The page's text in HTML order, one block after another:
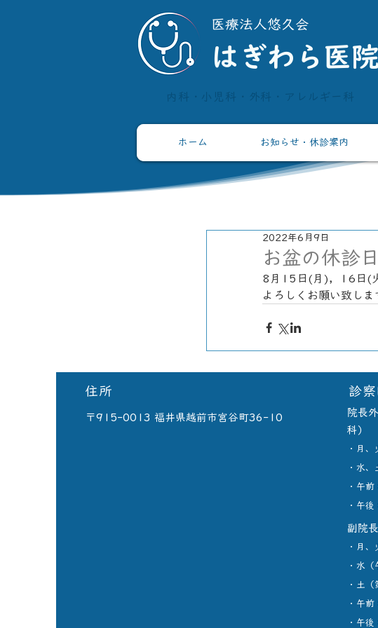
​はぎわら医院
​医療法人悠久会
内科・小児科・外科・アレルギー科
ホーム お知らせ・休診案内
お盆の休診
2022年6月9日
8月15日(月)，16日(
よろしくお願い致しま
住所
​〒915-0013 福井県越前市宮谷町36-10
診
院長
科）
・月
・水、
・午
・午
副院
・月
・水（
・土
・午
・午